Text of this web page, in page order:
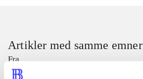
Artikler med samme emner
Fra